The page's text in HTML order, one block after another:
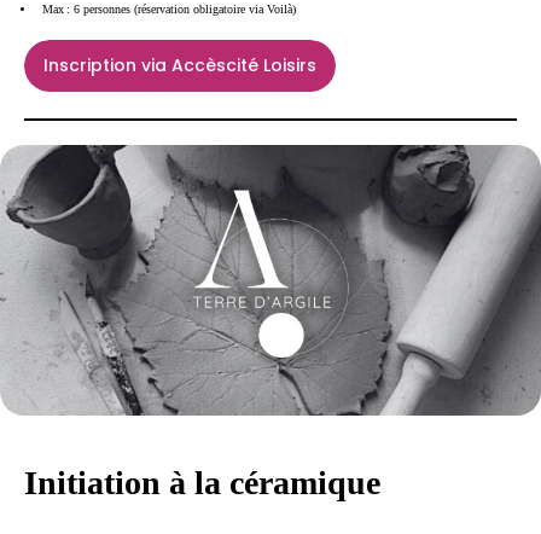
Max : 6 personnes (réservation obligatoire via Voilà)
Inscription via Accèscité Loisirs
Initiation à la céramique